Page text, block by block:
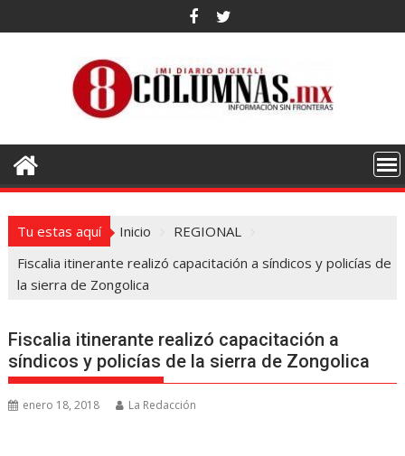
al
Tu estas aquí Inicio
REGIONAL
Fiscalia itinerante realizó capacitación a síndicos y policías de
la sierra de Zongolica
Fiscalia itinerante realizó capacitación a
síndicos y policías de la sierra de Zongolica
enero 18, 2018 La Redacción